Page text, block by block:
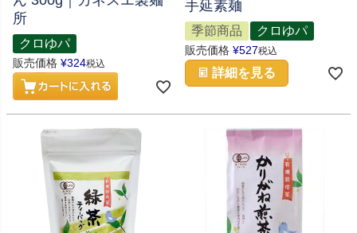
所
クロゆパ
販売価格 ¥324税込
手延素麺
季節商品 クロゆパ
販売価格 ¥527税込
詳細を見る